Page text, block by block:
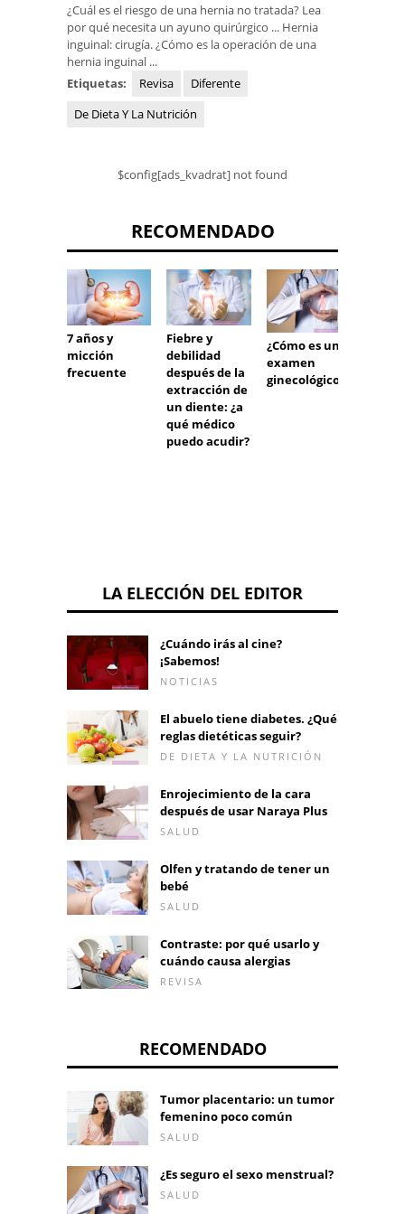
¿Cuál es el riesgo de una hernia no tratada? Lea
por qué necesita un ayuno quirúrgico ... Hernia
inguinal: cirugía. ¿Cómo es la operación de una
hernia inguinal ...
Etiquetas:
Revisa
Diferente
De Dieta Y La Nutrición
$config[ads_kvadrat] not found
RECOMENDADO
7 años y
micción
frecuente
Fiebre y
debilidad
después de la
extracción de
un diente: ¿a
qué médico
puedo acudir?
¿Cómo es un
examen
ginecológico?
LA ELECCIÓN DEL EDITOR
¿Cuándo irás al cine?
¡Sabemos!
NOTICIAS
El abuelo tiene diabetes. ¿Qué
reglas dietéticas seguir?
DE DIETA Y LA NUTRICIÓN
Enrojecimiento de la cara
después de usar Naraya Plus
SALUD
Olfen y tratando de tener un
bebé
SALUD
Contraste: por qué usarlo y
cuándo causa alergias
REVISA
RECOMENDADO
Tumor placentario: un tumor
femenino poco común
SALUD
¿Es seguro el sexo menstrual?
SALUD